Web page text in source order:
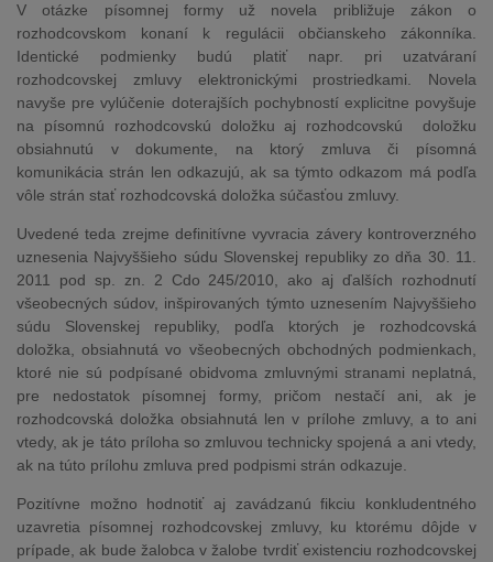
V otázke písomnej formy už novela približuje zákon o
rozhodcovskom konaní k regulácii občianskeho zákonníka.
Identické podmienky budú platiť napr. pri uzatváraní
rozhodcovskej zmluvy elektronickými prostriedkami. Novela
navyše pre vylúčenie doterajších pochybností explicitne povyšuje
na písomnú rozhodcovskú doložku aj rozhodcovskú doložku
obsiahnutú v dokumente, na ktorý zmluva či písomná
komunikácia strán len odkazujú, ak sa týmto odkazom má podľa
vôle strán stať rozhodcovská doložka súčasťou zmluvy.
Uvedené teda zrejme definitívne vyvracia závery kontroverzného
uznesenia Najvyššieho súdu Slovenskej republiky zo dňa 30. 11.
2011 pod sp. zn. 2 Cdo 245/2010, ako aj ďalších rozhodnutí
všeobecných súdov, inšpirovaných týmto uznesením Najvyššieho
súdu Slovenskej republiky, podľa ktorých je rozhodcovská
doložka, obsiahnutá vo všeobecných obchodných podmienkach,
ktoré nie sú podpísané obidvoma zmluvnými stranami neplatná,
pre nedostatok písomnej formy, pričom nestačí ani, ak je
rozhodcovská doložka obsiahnutá len v prílohe zmluvy, a to ani
vtedy, ak je táto príloha so zmluvou technicky spojená a ani vtedy,
ak na túto prílohu zmluva pred podpismi strán odkazuje.
Pozitívne možno hodnotiť aj zavádzanú fikciu konkludentného
uzavretia písomnej rozhodcovskej zmluvy, ku ktorému dôjde v
prípade, ak bude žalobca v žalobe tvrdiť existenciu rozhodcovskej